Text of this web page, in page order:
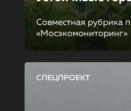
Совместная рубрика
«Мосэкомониторинг»
СПЕЦПРОЕКТ